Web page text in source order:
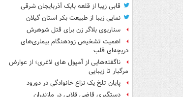
قابی زیبا از قلعه بابک آذربایجان شرقی
نمایی زیبا از طبیعت بکر استان گیلان
سناریوی بلاگر زن برای قتل شوهرش
اهمیت تشخیص زودهنگام بیماری‌های
دریچه‌ای قلب
ناگفته‌هایی از آمپول های لاغری؛ از عوارض
مرگبار تا زیبایی
پایان تلخ یک نزاع خانوادگی در دورود
دستگیری قاضی قلابی در مازندران